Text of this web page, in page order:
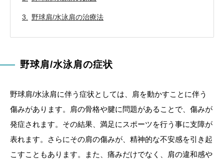
野球肩/水泳肩の治療法
野球肩/水泳肩の症状
野球肩/水泳肩に伴う症状としては、肩を動かすことに伴う
傷みがあります。肩の骨格や腱に問題があることで、傷みが
発症されます。その結果、満足にスポーツを行う事に支障が
表れます。さらにその肩の傷みが、精神的な不安感を引き起
こすこともあります。また、痛みだけでなく、肩の違和感や